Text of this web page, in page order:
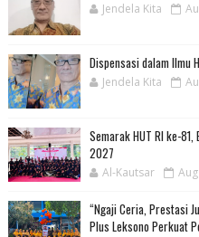
Jendela Kita
Dispensasi dalam Ilmu
Jendela Kita
Semarak HUT RI ke-
2027
Al-Kautsar
“Ngaji Ceria, Prestasi
Plus Leksono Perkuat